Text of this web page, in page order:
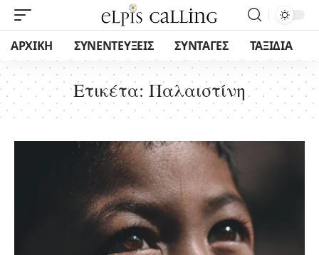
ΑΡΧΙΚΗ ΣΥΝΕΝΤΕΥΞΕΙΣ ΣΥΝΤΑΓΕΣ ΤΑΞΙΔΙΑ
Ετικέτα: Παλαιστίνη